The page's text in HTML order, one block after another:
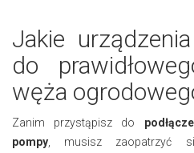
Jakie
do
węża
Zanim przystąpisz do
pompy , musisz zaopatrzyć